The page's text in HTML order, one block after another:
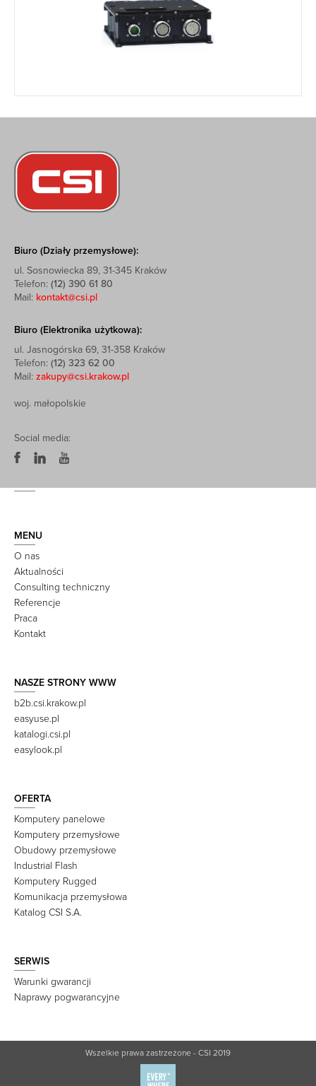
Biuro (Działy przemysłowe):
ul. Sosnowiecka 89, 31-345 Kraków
Telefon: (12) 390 61 80
Mail: kontakt@csi.pl
Biuro (Elektronika użytkowa):
ul. Jasnogórska 69, 31-358 Kraków
Telefon: (12) 323 62 00
Mail: zakupy@csi.krakow.pl
woj. małopolskie
Social media:
MENU
O nas
Aktualności
Consulting techniczny
Referencje
Praca
Kontakt
NASZE STRONY WWW
b2b.csi.krakow.pl
easyuse.pl
katalogi.csi.pl
easylook.pl
OFERTA
Komputery panelowe
Komputery przemysłowe
Obudowy przemysłowe
Industrial Flash
Komputery Rugged
Komunikacja przemysłowa
Katalog CSI S.A.
SERWIS
Warunki gwarancji
Naprawy pogwarancyjne
Wszelkie prawa zastrzeżone - CSI 2019